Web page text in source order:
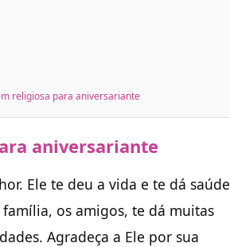
religiosa para aniversariante
aniversariante
Ele te deu a vida e te dá saúde
os amigos, te dá muitas
Agradeça a Ele por sua